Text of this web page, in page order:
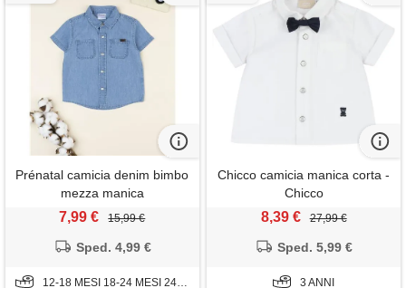
Prénatal camicia denim bimbo
mezza manica
7,99 € 15,99 €
Sped. 4,99 €
12-18 MESI 18-24 MESI 24-36 MESI 9-12 MESI
Chicco camicia manica corta -
Chicco
8,39 € 27,99 €
Sped. 5,99 €
3 ANNI